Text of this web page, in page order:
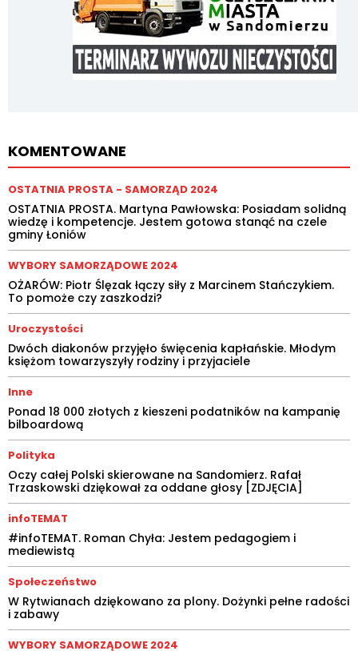
KOMENTOWANE
OSTATNIA PROSTA - SAMORZĄD 2024
OSTATNIA PROSTA. Martyna Pawłowska: Posiadam solidną
wiedzę i kompetencje. Jestem gotowa stanąć na czele
gminy Łoniów
WYBORY SAMORZĄDOWE 2024
OŻARÓW: Piotr Ślęzak łączy siły z Marcinem Stańczykiem.
To pomoże czy zaszkodzi?
Uroczystości
Dwóch diakonów przyjęło święcenia kapłańskie. Młodym
księżom towarzyszyły rodziny i przyjaciele
Inne
Ponad 18 000 złotych z kieszeni podatników na kampanię
bilboardową
Polityka
Oczy całej Polski skierowane na Sandomierz. Rafał
Trzaskowski dziękował za oddane głosy [ZDJĘCIA]
infoTEMAT
#infoTEMAT. Roman Chyła: Jestem pedagogiem i
mediewistą
Społeczeństwo
W Rytwianach dziękowano za plony. Dożynki pełne radości
i zabawy
WYBORY SAMORZĄDOWE 2024